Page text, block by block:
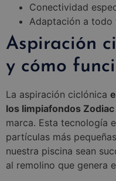
Conectividad
Adaptación a
Aspiración
y cómo
La aspiración ciclónica
los limpiafondos Zodiac
marca. Esta tecnología
partículas más
nuestra piscina sean
al remolino que genera